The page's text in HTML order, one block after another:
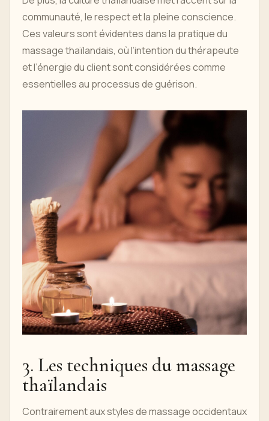
communauté, le respect et la pleine conscience.
Ces valeurs sont évidentes dans la pratique du
massage thaïlandais, où l’intention du thérapeute
et l’énergie du client sont considérées comme
essentielles au processus de guérison.
3. Les techniques du massage
thaïlandais
Contrairement aux styles de massage occidentaux